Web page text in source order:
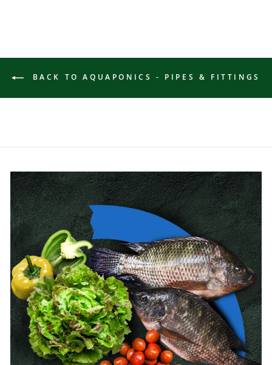
BACK TO AQUAPONICS - PIPES & FITTINGS